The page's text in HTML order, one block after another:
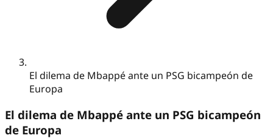
El dilema de Mbappé ante un PSG bicampeón de
Europa
El dilema de Mbappé ante un PSG bicampeón
de Europa